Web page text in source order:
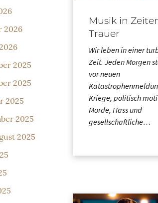
2026
2025
2025
2025
2025
2025
Musik in
Trauer
Wir leben in einer
Zeit. Jeden Morgen
vor neuen
Kriege, politisch
Morde, Hass und
gesellschaftliche…